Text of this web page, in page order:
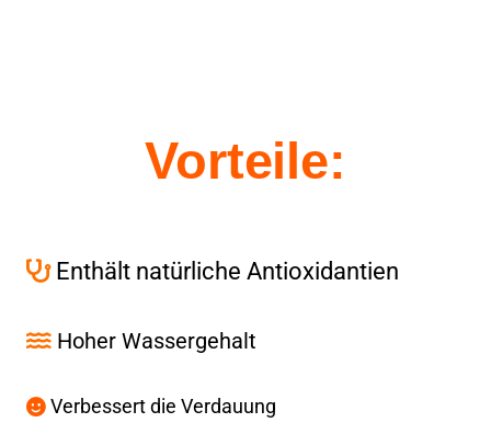
Vorteile:
Enthält natürliche Antioxidantien
Hoher Wassergehalt
Verbessert die Verdauung